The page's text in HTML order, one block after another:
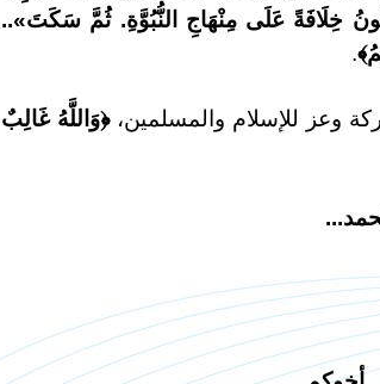
خِلَافَةً عَلَى مِنْهَاجِ النُّبُوَّةِ. ثُمَّ سَكَتَ»..
﴾.
وعز للإسلام والمسلمين،﴿وَاللَّهُ غَالِبٌ